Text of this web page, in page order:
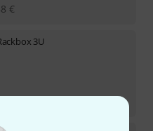
€
3U